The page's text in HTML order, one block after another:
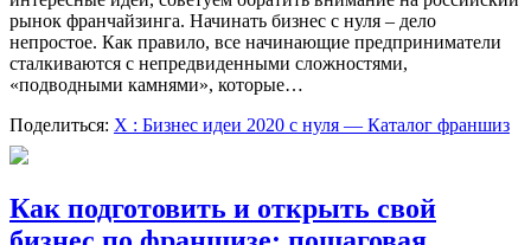
рынок франчайзинга. Начинать бизнес с нуля – дело
непростое. Как правило, все начинающие предприниматели
сталкиваются с непредвиденными сложностями,
«подводными камнями», которые…
Поделиться: X : Бизнес идеи 2020 с нуля — Каталог франшиз
Как подготовить и открыть свой